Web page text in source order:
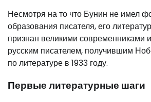
Несмотря на то что Бунин не имел
образования писателя, его
признан великими современниками
русским писателем, получившим
по литературе в 1933 году.
Первые литературные шаги